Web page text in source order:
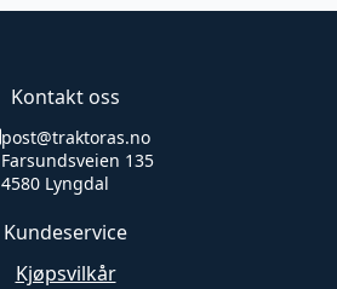
Kontakt oss
post@traktoras.no
Farsundsveien 135
4580 Lyngdal
Kundeservice
Kjøpsvilkår